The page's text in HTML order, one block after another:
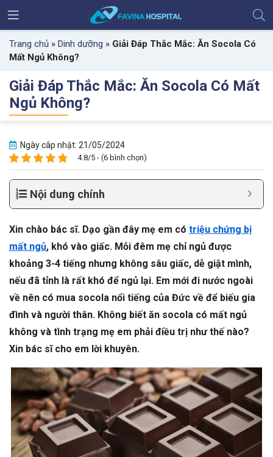
Trang chủ » Dinh dưỡng » Giải Đáp Thắc Mắc: Ăn Socola Có
Mất Ngủ Không?
Giải Đáp Thắc Mắc: Ăn Socola Có Mất
Ngủ Không?
Ngày câp nhật: 21/05/2024
4.8/5 - (6 bình chọn)
Nội dung chính
Xin chào bác sĩ. Dạo gần đây mẹ em có triệu chứng bị
mất ngủ, khó vào giấc. Mỗi đêm mẹ chỉ ngủ được
khoảng 3-4 tiếng nhưng không sâu giấc, dễ giật mình,
nếu đã tỉnh là rất khó để ngủ lại. Em mới đi nước ngoài
về nên có mua socola nổi tiếng của Đức về để biếu gia
đình và người thân. Không biết ăn socola có mất ngủ
không và tình trạng mẹ em phải điều trị như thế nào?
Xin bác sĩ cho em lời khuyên.